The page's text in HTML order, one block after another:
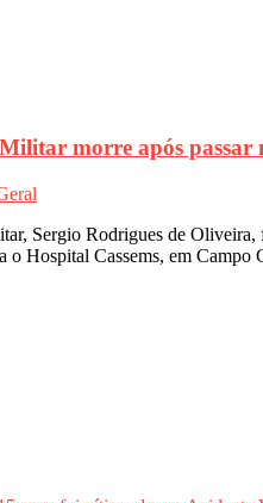
morre após passar
Sergio Rodrigues de
o Hospital Cassems, em